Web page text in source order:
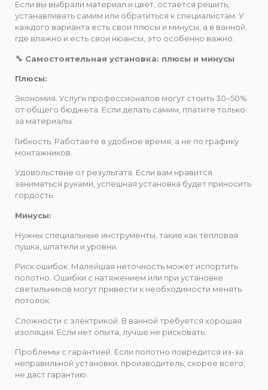
Если вы выбрали материал и цвет, остается решить,
устанавливать самим или обратиться к специалистам. У
каждого варианта есть свои плюсы и минусы, а в ванной,
где влажно и есть свои нюансы, это особенно важно.
🔧 Самостоятельная установка: плюсы и минусы
Плюсы:
Экономия. Услуги профессионалов могут стоить 30–50%
от общего бюджета. Если делать самим, платите только
за материалы.
Гибкость. Работаете в удобное время, а не по графику
монтажников.
Удовольствие от результата. Если вам нравится
заниматься руками, успешная установка будет приносить
гордость.
Минусы:
Нужны специальные инструменты, такие как тепловая
пушка, шпатели и уровни.
Риск ошибок. Малейшая неточность может испортить
полотно. Ошибки с натяжением или при установке
светильников могут привести к необходимости менять
потолок.
Сложности с электрикой. В ванной требуется хорошая
изоляция. Если нет опыта, лучше не рисковать.
Проблемы с гарантией. Если полотно повредится из-за
неправильной установки, производитель, скорее всего,
не даст гарантию.